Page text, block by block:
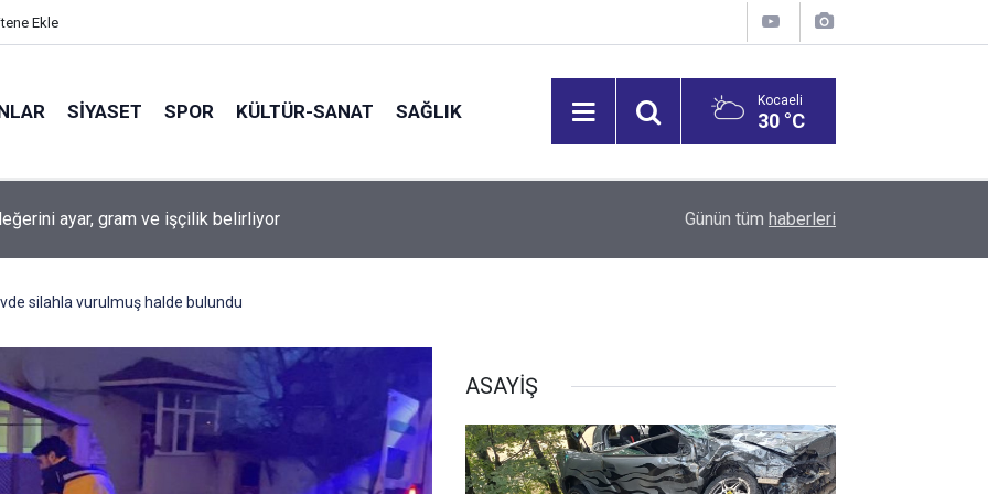
Ekle
SİYASET SPOR KÜLTÜR-SANAT SAĞLIK Kocaeli
30 °C
ayar, gram ve işçilik belirliyor Merkez Bankası'nın toplam rezervleri arttı
Günün tüm haberleri
silahla vurulmuş halde bulundu
ASAYİŞ